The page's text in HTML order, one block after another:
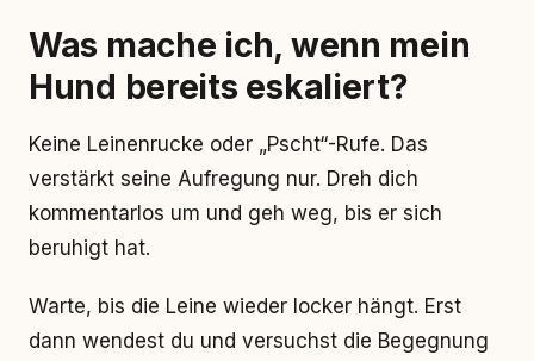
Was mache ich, wenn mein
Hund bereits eskaliert?
Keine Leinenrucke oder „Pscht“-Rufe. Das
verstärkt seine Aufregung nur. Dreh dich
kommentarlos um und geh weg, bis er sich
beruhigt hat.
Warte, bis die Leine wieder locker hängt. Erst
dann wendest du und versuchst die Begegnung